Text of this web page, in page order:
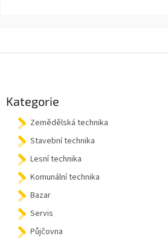
Kategorie
Zemědělská technika
Stavební technika
Lesní technika
Komunální technika
Bazar
Servis
Půjčovna